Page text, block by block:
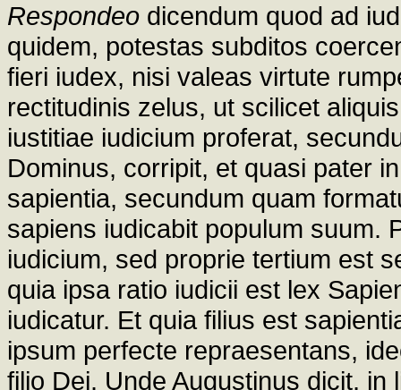
Respondeo dicendum quod ad
quidem, potestas subditos
fieri iudex, nisi valeas virtute
rectitudinis zelus, ut scilicet
iustitiae iudicium proferat,
Dominus, corripit, et quasi pater
sapientia, secundum quam
sapiens iudicabit populum suum.
iudicium, sed proprie tertium est
quia ipsa ratio iudicii est lex
iudicatur. Et quia filius est
ipsum perfecte repraesentans,
filio Dei. Unde Augustinus dicit,